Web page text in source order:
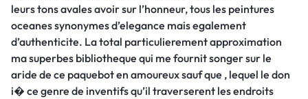
leurs tons avales avoir sur l’honneur, tous les peintures
oceanes synonymes d’elegance mais egalement
d’authenticite. La total particulierement approximation
ma superbes bibliotheque qui me fournit songer sur le
aride de ce paquebot en amoureux sauf que , lequel le don
i� ce genre de inventifs qu’il traverserent les endroits